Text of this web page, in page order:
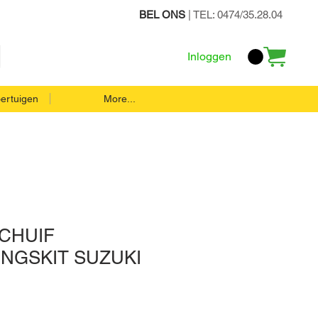
BEL ONS | TEL: 0474/35.28.04
Inloggen
More...
SUZUKI